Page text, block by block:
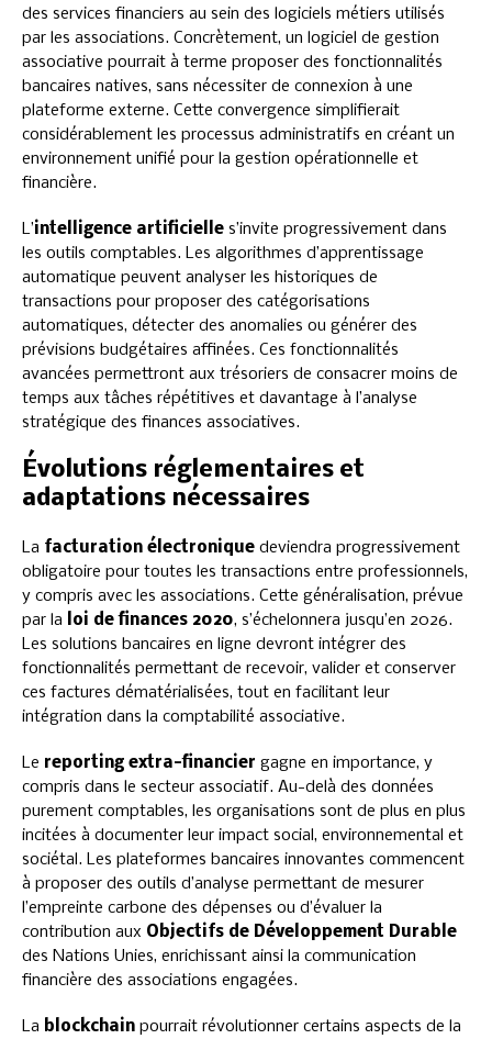
des services financiers au sein des logiciels métiers utilisés
par les associations. Concrètement, un logiciel de gestion
associative pourrait à terme proposer des fonctionnalités
bancaires natives, sans nécessiter de connexion à une
plateforme externe. Cette convergence simplifierait
considérablement les processus administratifs en créant un
environnement unifié pour la gestion opérationnelle et
financière.
L’intelligence artificielle s’invite progressivement dans
les outils comptables. Les algorithmes d’apprentissage
automatique peuvent analyser les historiques de
transactions pour proposer des catégorisations
automatiques, détecter des anomalies ou générer des
prévisions budgétaires affinées. Ces fonctionnalités
avancées permettront aux trésoriers de consacrer moins de
temps aux tâches répétitives et davantage à l’analyse
stratégique des finances associatives.
Évolutions réglementaires et
adaptations nécessaires
La facturation électronique deviendra progressivement
obligatoire pour toutes les transactions entre professionnels,
y compris avec les associations. Cette généralisation, prévue
par la
loi de finances 2020, s’échelonnera jusqu’en 2026.
Les solutions bancaires en ligne devront intégrer des
fonctionnalités permettant de recevoir, valider et conserver
ces factures dématérialisées, tout en facilitant leur
intégration dans la comptabilité associative.
Le reporting extra-financier gagne en importance, y
compris dans le secteur associatif. Au-delà des données
purement comptables, les organisations sont de plus en plus
incitées à documenter leur impact social, environnemental et
sociétal. Les plateformes bancaires innovantes commencent
à proposer des outils d’analyse permettant de mesurer
l’empreinte carbone des dépenses ou d’évaluer la
contribution aux Objectifs de Développement Durable
des Nations Unies, enrichissant ainsi la communication
financière des associations engagées.
La blockchain pourrait révolutionner certains aspects de la